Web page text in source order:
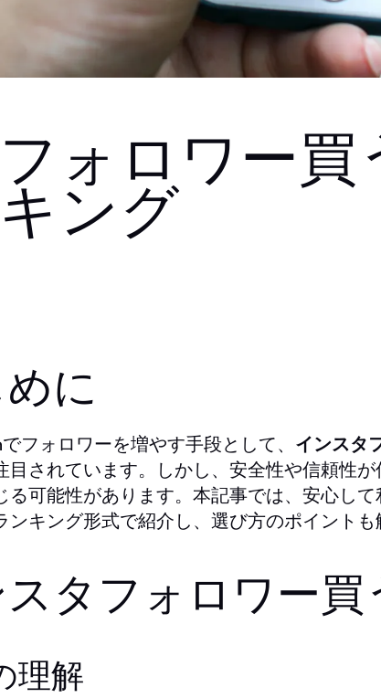
ォロワー買
ング
に
フォロワーを増やす手段として、 インスタ
目されています。しかし、安全性や信頼性
る可能性があります。本記事では、安心し
ンキング形式で紹介し、選び方のポイント
スタフォロワー買
理解